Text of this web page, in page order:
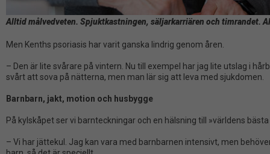
Alltid målvedveten. Spjuktkastningen, säljarkarriären och timrandet.
Men Kenths psoriasis har varit ganska lindrig genom åren.
– Den är lite svårare på vintern. Nu till exempel har jag lite utslag i
svårt att sova på nätterna, men man lär sig att leva med sjukdomen.
Barnbarn, jakt, motion och husbygge
På kylskåpet ser vi barnteckningar och en hälsning till »världens
– Vi har jättekul. Jag kan vara med barnbarnen intensivt, men
förbättra
hemsidans
och
uppbyggnad,
baserat på
används.